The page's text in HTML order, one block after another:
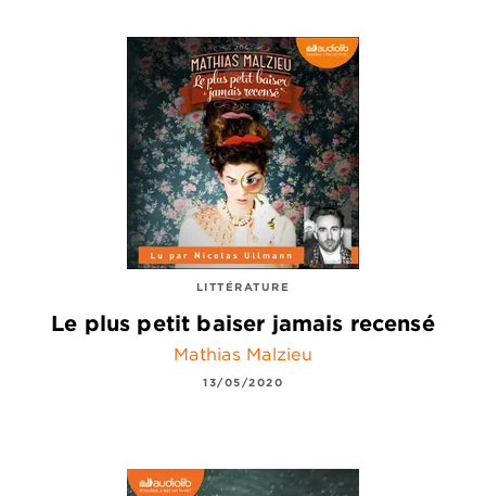
LITTÉRATURE
Le plus petit baiser jamais recensé
Mathias Malzieu
13/05/2020